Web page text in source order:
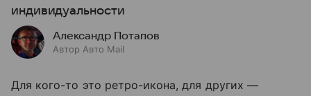
индивидуальности
Александр Потапов
Автор Авто Mail
Для кого-то это ретро-икона, для других —